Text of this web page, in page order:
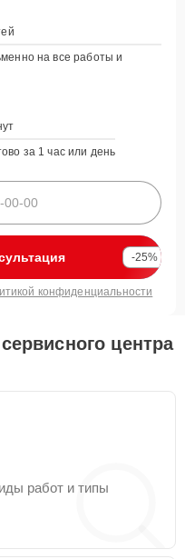
на все работы и
за 1 час или день
-25%
конфиденциальности
центра
работ и типы